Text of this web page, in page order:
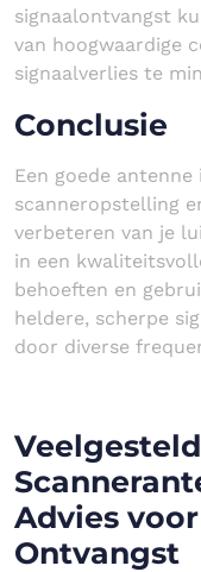
signaalontvangst
van hoogwaardige
signaalverlies te
Conclusie
Een goede
scanneropstelling
verbeteren van je
in een
behoeften en
heldere, scherpe
door diverse
Advies
Ontvangst